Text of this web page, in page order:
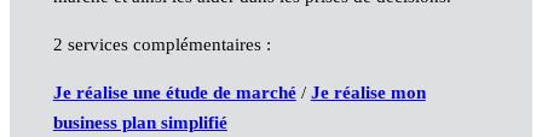
2 services complémentaires :
Je réalise une étude de marché/ Je réalise mon
business plan simplifié